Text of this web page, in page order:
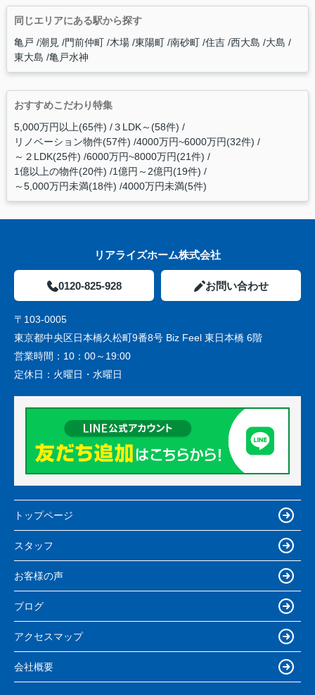
同じエリアにある駅から探す
亀戸 潮見 門前仲町 木場 東陽町 南砂町 住吉 西大島 大島
東大島 亀戸水神
おすすめこだわり特集
5,000万円以上(65件) ３LDK～(58件)
リノベーション物件(57件) 4000万円~6000万円(32件)
～２LDK(25件) 6000万円~8000万円(21件)
1億以上の物件(20件) 1億円～2億円(19件)
～5,000万円未満(18件) 4000万円未満(5件)
リアライズホーム株式会社
0120-825-928 お問い合わせ
〒103-0005
東京都中央区日本橋久松町9番8号 Biz Feel 東日本橋 6階
営業時間： 10：00～19:00
定休日： 火曜日・水曜日
トップページ
スタッフ
お客様の声
ブログ
アクセスマップ
会社概要